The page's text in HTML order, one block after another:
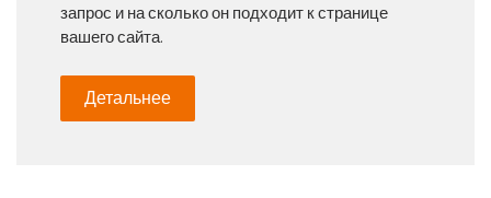
запрос и на сколько он подходит к странице
вашего сайта.
Детальнее